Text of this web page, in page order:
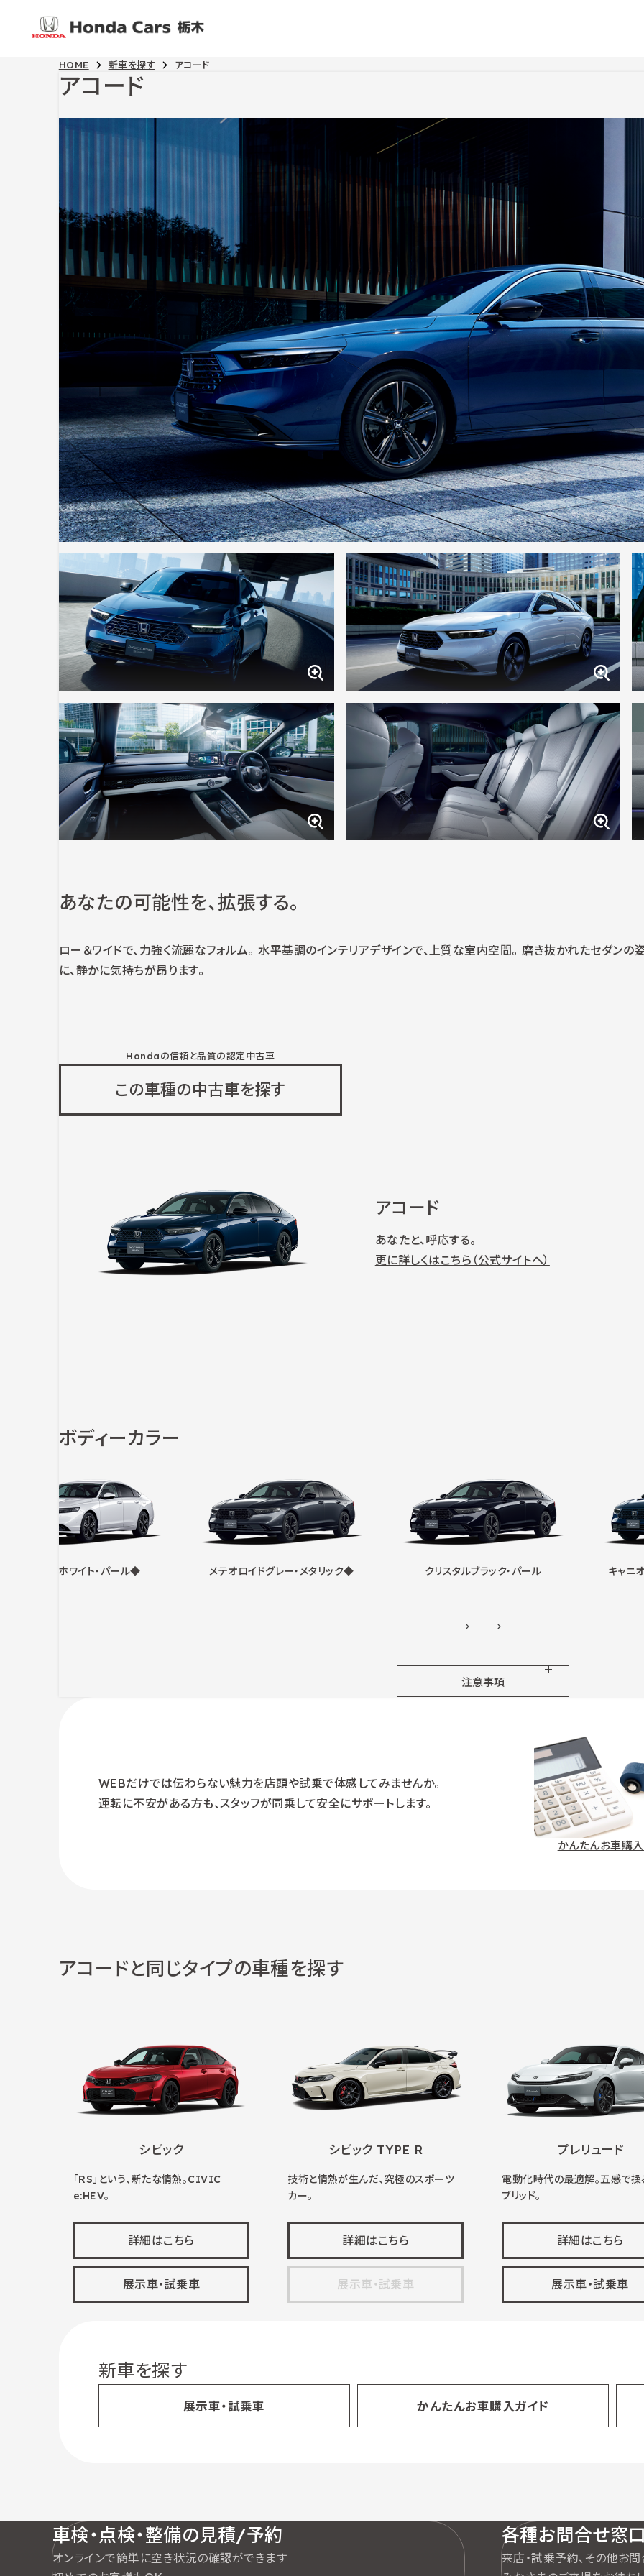
HOME 新車を探す アコード
アコード
あなたの可能性を、拡張する。
ロー＆ワイドで、力強く流麗なフォルム。 水平基調のインテリアデザインで、上質な室内空間。 磨き抜かれたセダンの
に、静かに気持ちが昂ります。
Hondaの信頼と品質の認定中古車
この車種の中古車を探す
アコード
あなたと、呼応する。
更に詳しくはこちら（公式サイトへ）
ボディーカラー
プラチナホワイト・パール◆ メテオロイドグレー・メタリック◆ クリスタルブラック・パール キャニ
注意事項
WEBだけでは伝わらない魅力を店頭や試乗で体感してみませんか。
運転に不安がある方も、スタッフが同乗して安全にサポートします。
かんたんお車購
アコードと同じタイプの車種を探す
シビック
「RS」という、新たな情熱。CIVIC
e:HEV。
詳細はこちら
展示車・試乗車
シビック TYPE R
技術と情熱が生んだ、究極のスポーツ
カー。
詳細はこちら
展示車・試乗車
プレリュード
電動化時代の最適解。五感で操
ブリッド。
詳細はこちら
展示車・試乗車
新車を探す
展示車・試乗車 かんたんお車購入ガイド
車検・点検・整備の見積/予約
オンラインで簡単に空き状況の確認ができます
各種お問合せ窓
来店・試乗予約、その他お